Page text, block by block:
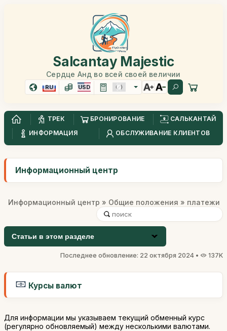
Salcantay Majestic
Сердце Анд во всей своей величии
RU USD
ТРЕК БРОНИРОВАНИЕ
САЛЬКАНТАЙ
ИНФОРМАЦИЯ
ОБСЛУЖИВАНИЕ КЛИЕНТОВ
Информационный центр
Информационный центр » Общие положения » платежи
Статьи в этом разделе
Последнее обновление: 22 октября 2024 • 137K
Курсы валют
Для информации мы указываем текущий обменный курс
(регулярно обновляемый) между несколькими валютами.